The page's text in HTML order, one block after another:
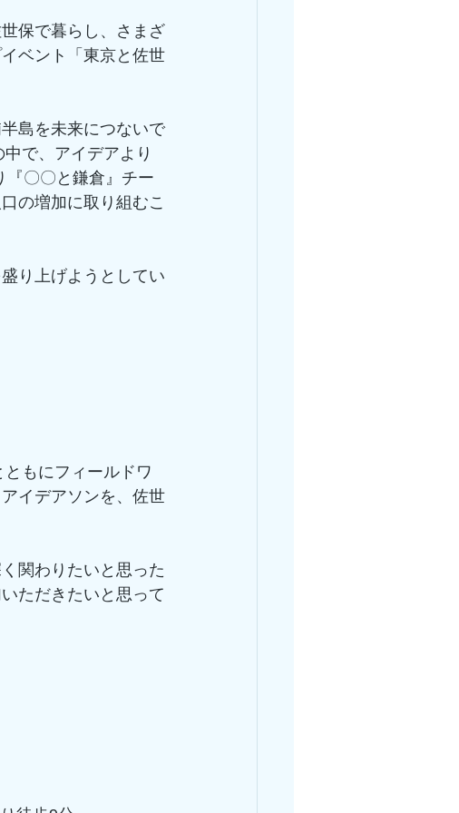
保で暮らし、さまざ
ベント「東京と佐世
島を未来につないで
で、アイデアより
『〇〇と鎌倉』チー
の増加に取り組むこ
り上げようとしてい
もにフィールドワ
イデアソンを、佐世
関わりたいと思った
ただきたいと思って